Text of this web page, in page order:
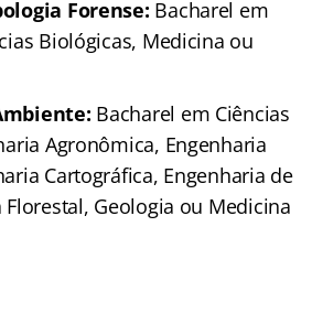
Forense: Bacharel em
Biológicas, Medicina ou
Bacharel em Ciências
Agronômica, Engenharia
Cartográfica, Engenharia de
Geologia ou Medicina